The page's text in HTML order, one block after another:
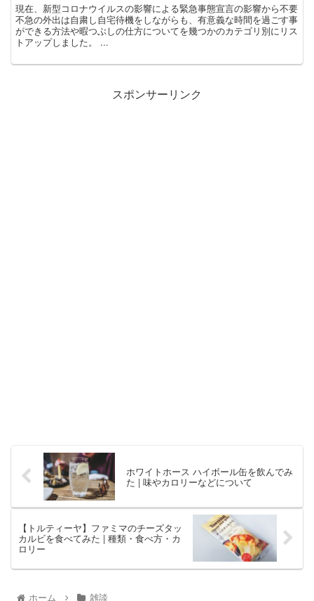
現在、新型コロナウイルスの影響による緊急事態宣言の影響から不要
不急の外出は自粛し自宅待機をしながらも、有意義な時間を過ごす事
ができる方法や暇つぶしの仕方についてを幾つかのカテゴリ別にリス
トアップしました。 ...
スポンサーリンク
ホワイトホース ハイボール缶を飲んでみ
た | 味やカロリーなどについて
【トルティーヤ】ファミマのチーズタッ
カルビを食べてみた | 種類・食べ方・カ
ロリー
ホーム 雑談